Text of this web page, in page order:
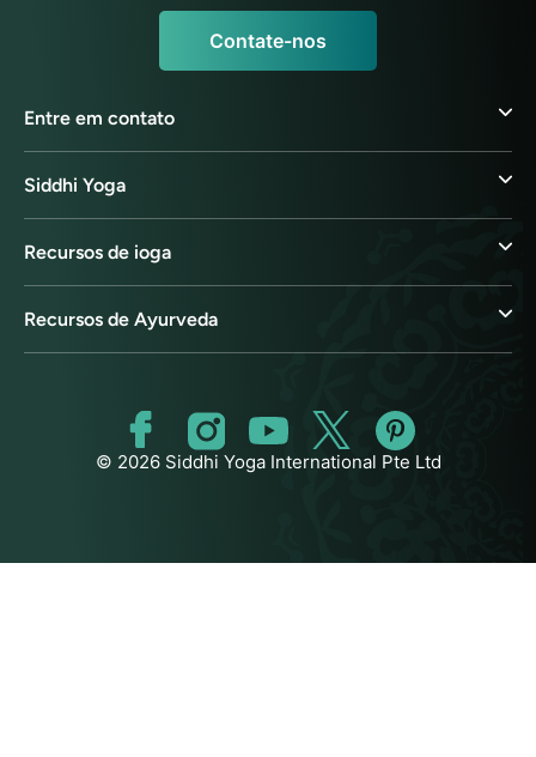
Contate-nos
Entre em contato
Siddhi Yoga
Recursos de ioga
Recursos de Ayurveda
© 2026 Siddhi Yoga International Pte Ltd